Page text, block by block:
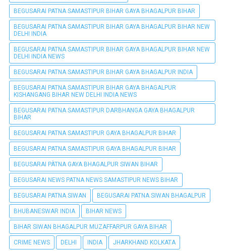
BEGUSARAI PATNA SAMASTIPUR BIHAR GAYA BHAGALPUR BIHAR
BEGUSARAI PATNA SAMASTIPUR BIHAR GAYA BHAGALPUR BIHAR NEW
DELHI INDIA
BEGUSARAI PATNA SAMASTIPUR BIHAR GAYA BHAGALPUR BIHAR NEW
DELHI INDIA NEWS
BEGUSARAI PATNA SAMASTIPUR BIHAR GAYA BHAGALPUR INDIA
BEGUSARAI PATNA SAMASTIPUR BIHAR GAYA BHAGALPUR
KISHANGANG BIHAR NEW DELHI INDIA NEWS
BEGUSARAI PATNA SAMASTIPUR DARBHANGA GAYA BHAGALPUR
BIHAR
BEGUSARAI PATNA SAMASTIPUR GAYA BHAGALPUR BIHAR
BEGUSARAI PATNA SAMASTIPUR GAYA BHAGALPUR BIHAR
BEGUSARAI PÀTNA GAYA BHAGALPUR SIWAN BIHAR
BEGUSARAI NEWS PATNA NEWS SAMASTIPUR NEWS BIHAR
BEGUSARAI PATNA SIWAN BEGUSARAI PATNA SIWAN BHAGALPUR
BHUBANESWAR INDIA BIHAR NEWS
BIHAR SIWAN BHAGALPUR MUZAFFARPUR GAYA BIHAR
CRIME NEWS DELHI INDIA JHARKHAND KOLKATA